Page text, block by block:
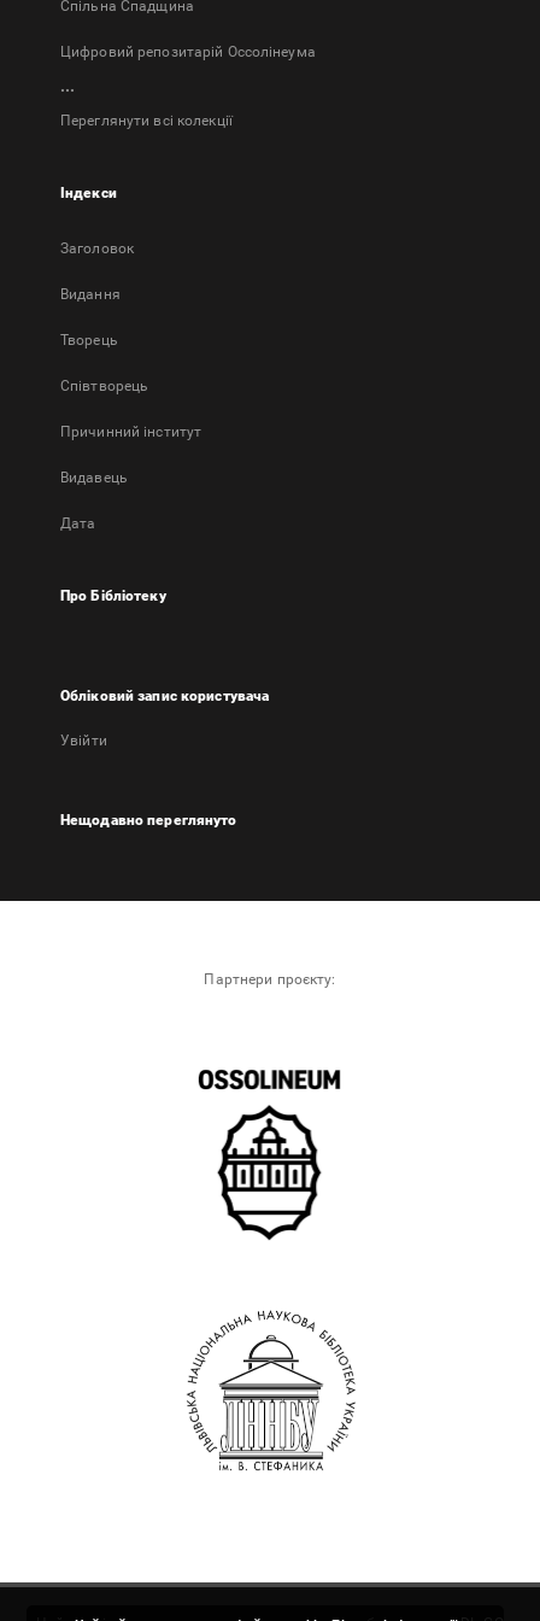
Спільна Спадщина
Цифровий репозитарій Оссолінеума
...
Переглянути всі колекції
Індекси
Заголовок
Bидання
Творець
Співтворець
Причинний інститут
Видавець
Дата
Про Бібліотеку
Обліковий запис користувача
Увійти
Нещодавно переглянуто
Партнери проєкту: